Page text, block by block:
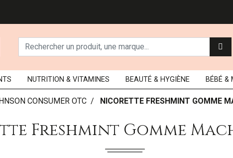
NUTRITION & VITAMINES BEAUTÉ & HYGIÈNE BÉBÉ &
CONSUMER OTC NICORETTE FRESHMINT GOMME
Freshmint Gomme